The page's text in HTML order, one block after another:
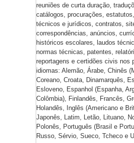
reuniões de curta duração,
catálogos, procurações,
técnicos e jurídicos, contratos,
correspondências, anúncios,
históricos escolares, laudos
normas técnicas, patentes,
reportagens e certidões civis nos
idiomas: Alemão, Árabe, Chinês
Coreano, Croata, Dinamarquês,
Esloveno, Espanhol (Espanha,
Colômbia), Finlandês, Francês,
Holandês, Inglês (Americano e
Japonês, Latim, Letão, Lituano,
Polonês, Português (Brasil e
Russo, Sérvio, Sueco, Tcheco e